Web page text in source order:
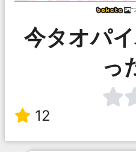
今タオパ
っ
12